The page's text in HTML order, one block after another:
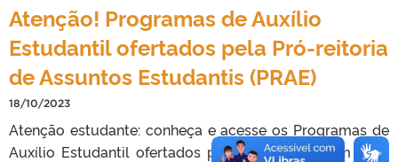
Atenção! Programas de Auxílio
Estudantil ofertados pela Pró-reitoria
de Assuntos Estudantis (PRAE)
18/10/2023
Atenção estudante: conheça e acesse os Programas de
Auxílio Estudantil ofertados pela PRAE AQUI. Em caso